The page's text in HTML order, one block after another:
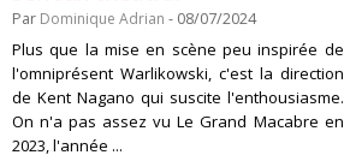
Par Dominique Adrian - 08/07/2024
Plus que la mise en scène peu inspirée de
l'omniprésent Warlikowski, c'est la direction
de Kent Nagano qui suscite l'enthousiasme.
On n'a pas assez vu Le Grand Macabre en
2023, l'année ...